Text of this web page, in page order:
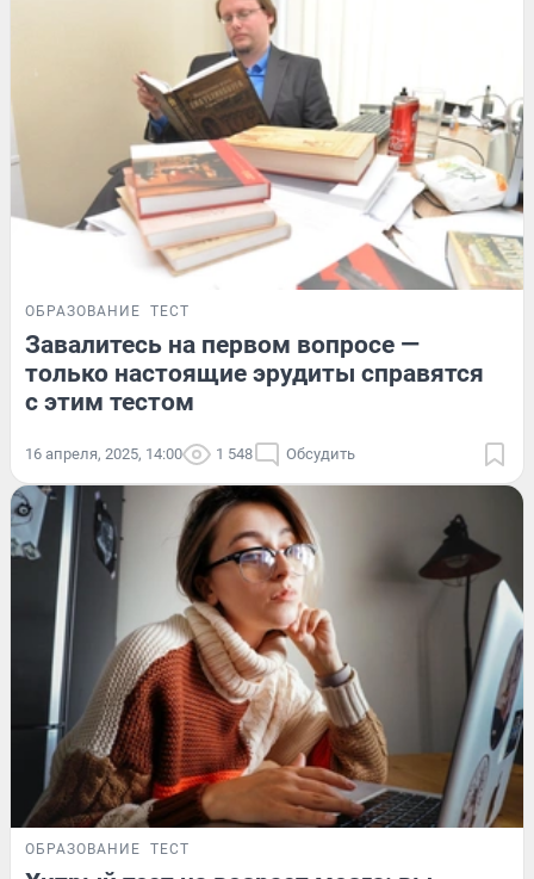
ОБРАЗОВАНИЕ ТЕСТ
Завалитесь на первом вопросе —
только настоящие эрудиты справятся
с этим тестом
16 апреля, 2025, 14:00 1 548 Обсудить
ОБРАЗОВАНИЕ ТЕСТ